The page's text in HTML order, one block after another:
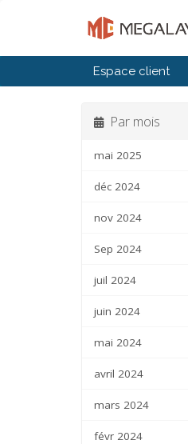
Espace client
Par mois
mai 2025
déc 2024
nov 2024
Sep 2024
juil 2024
juin 2024
mai 2024
avril 2024
mars 2024
févr 2024